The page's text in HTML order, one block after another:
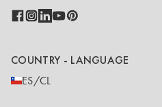
COUNTRY - LANGUAGE
ES/CL